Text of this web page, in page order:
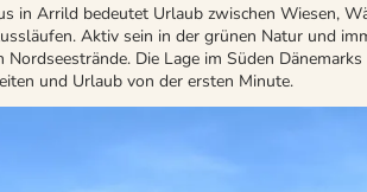
in Arrild bedeutet Urlaub zwischen Wiesen,
Aktiv sein in der grünen Natur und
Nordseestrände. Die Lage im Süden
und Urlaub von der ersten Minute.